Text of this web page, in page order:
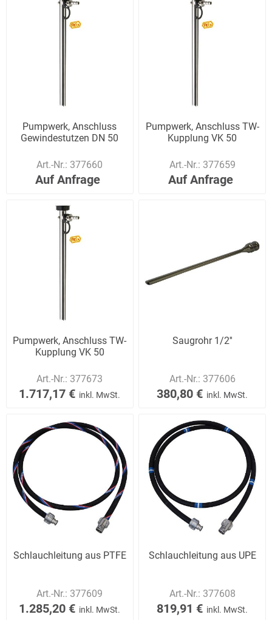
Pumpwerk, Anschluss
Gewindestutzen DN 50
Art.-Nr.: 377660
Auf Anfrage
Pumpwerk, Anschluss TW-
Kupplung VK 50
Art.-Nr.: 377659
Auf Anfrage
Pumpwerk, Anschluss TW-
Kupplung VK 50
Art.-Nr.: 377673
1.717,17 € inkl. MwSt.
Saugrohr 1/2''
Art.-Nr.: 377606
380,80 € inkl. MwSt.
Schlauchleitung aus PTFE
Art.-Nr.: 377609
1.285,20 € inkl. MwSt.
Schlauchleitung aus UPE
Art.-Nr.: 377608
819,91 € inkl. MwSt.